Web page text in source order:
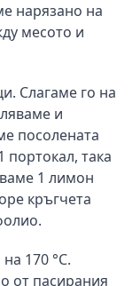
нарязано на
месото и
Слагаме го на
и
посолената
портокал, така
1 лимон
кръгчета
170 °C.
от пасирания